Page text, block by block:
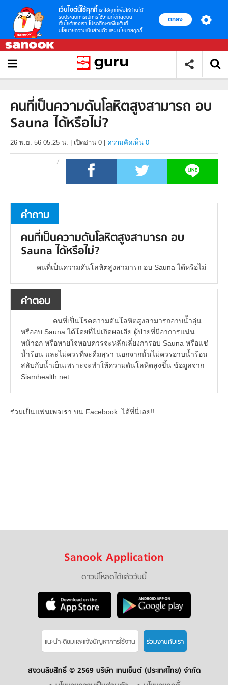
เว็บไซต์นี้ใช้คุกกี้ เราใช้คุกกี้เพื่อให้ท่านได้
รับประสบการณ์การใช้งานที่ดีที่สุดบน
เว็บไซต์ของเรา โปรดศึกษาเพิ่มเติมที่
นโยบายความเป็นส่วนตัว และ นโยบายคุกกี้
ตกลง
คนที่เป็นความดันโลหิตสูงสามารถ อบ
Sauna ได้หรือไม่?
26 พ.ย. 56 05.25 น. เปิดอ่าน 0 ความคิดเห็น 0
คำถาม
คนที่เป็นความดันโลหิตสูงสามารถ อบ
Sauna ได้หรือไม่?
คนที่เป็นความดันโลหิตสูงสามารถ อบ Sauna ได้หรือไม่
คำตอบ
คนที่เป็นโรคความดันโลหิตสูงสามารถอาบน้ำอุ่น
หรืออบ Sauna ได้โดยที่ไม่เกิดผลเสีย ผู้ป่วยที่มีอาการแน่น
หน้าอก หรือหายใจหอบควรจะหลีกเลี่ยงการอบ Sauna หรือแช่
น้ำร้อน และไม่ควรที่จะดื่มสุรา นอกจากนั้นไม่ควรอาบน้ำร้อน
สลับกับน้ำเย็นเพราะจะทำให้ความดันโลหิตสูงขึ้น ข้อมูลจาก
Siamhealth net
ร่วมเป็นแฟนเพจเรา บน Facebook..ได้ที่นี่เลย!!
Sanook Application
ดาวน์โหลดได้แล้ววันนี้
แนะนำ-ติชมเเละแจ้งปัญหาการใช้งาน ร่วมงานกับเรา
สงวนลิขสิทธิ์ © 2569 บริษัท เทนเซ็นต์ (ประเทศไทย) จำกัด